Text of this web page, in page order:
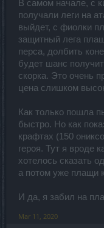
В самом начале, с
получали леги на
выйдет, с фиолки
защитный лега
перса, долбить
будет шанс
скорка. Это очень
цена слишком
Как только пошла
быстро. Но как
крафтах (150
героя. Тут я вроде
хотелось сказать
а потом уже плащи
И да, я забил на
Mar 11, 2020